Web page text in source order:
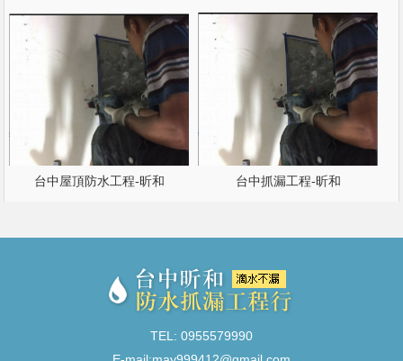
台中屋頂防水工程-昕和 台中抓漏工程-昕和
TEL: 0955579990